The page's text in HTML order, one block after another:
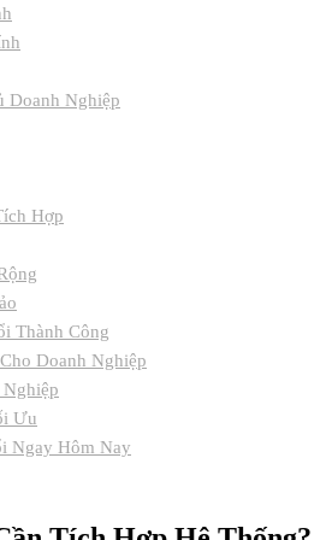
Doanh Nghiệp
Hợp
Thành Công
Doanh Nghiệp
Ưu
Ngay Hôm Nay